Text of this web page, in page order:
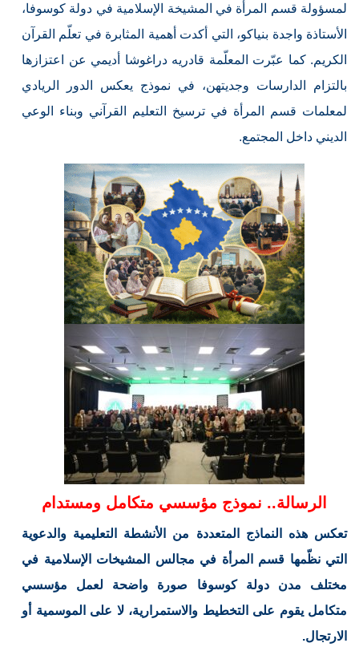
لمسؤولة قسم المرأة في المشيخة الإسلامية في دولة كوسوفا،
الأستاذة واجدة بنياكو، التي أكدت أهمية المثابرة في تعلّم القرآن
الكريم. كما عبّرت المعلّمة قادريه دراغوشا أديمي عن اعتزازها
بالتزام الدارسات وجديتهن، في نموذج يعكس الدور الريادي
لمعلمات قسم المرأة في ترسيخ التعليم القرآني وبناء الوعي
الديني داخل المجتمع.
الرسالة.. نموذج مؤسسي متكامل ومستدام
تعكس هذه النماذج المتعددة من الأنشطة التعليمية والدعوية
التي نظّمها قسم المرأة في مجالس المشيخات الإسلامية في
مختلف مدن دولة كوسوفا صورة واضحة لعمل مؤسسي
متكامل يقوم على التخطيط والاستمرارية، لا على الموسمية أو
الارتجال.